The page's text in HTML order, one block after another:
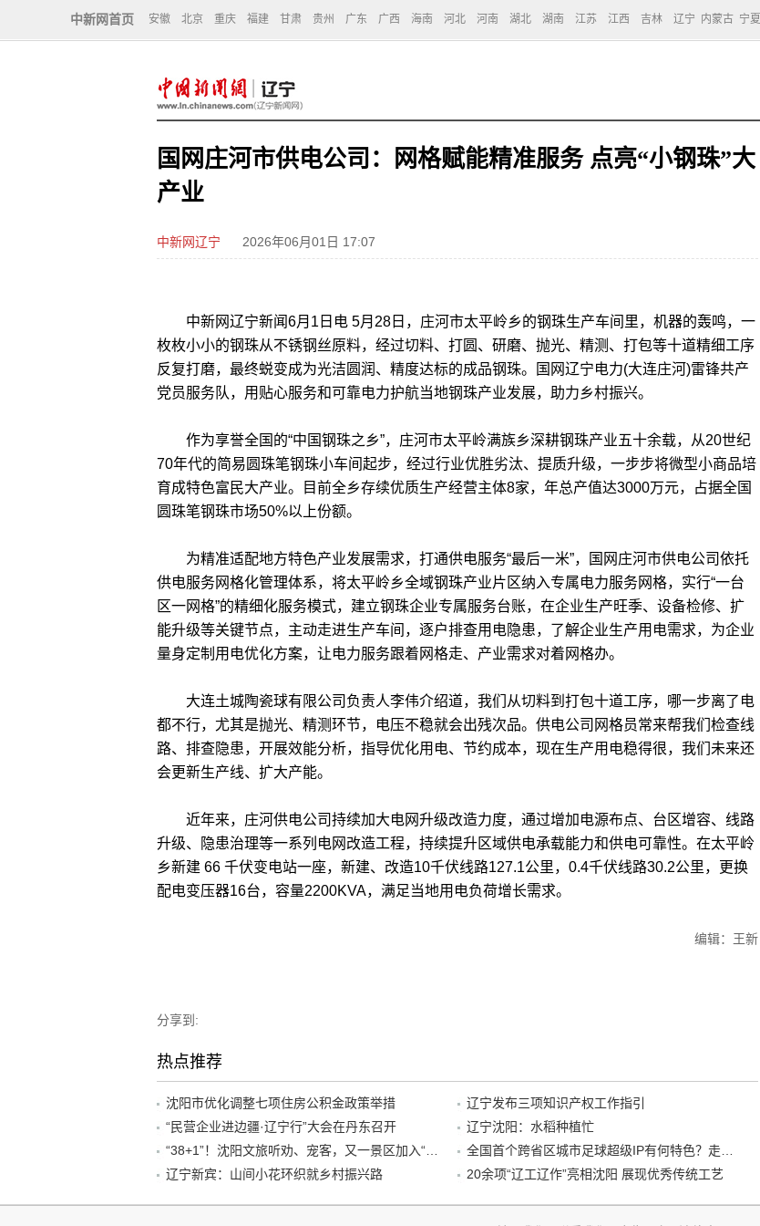
中新网首页 安徽 北京 重庆 福建 甘肃 贵州 广东 广西 海南 河北 河南 湖北 湖南 江苏 江西 吉林 辽宁 内蒙古 宁夏
国网庄河市供电公司：网格赋能精准服务 点亮“小钢珠”大
产业
中新网辽宁 2026年06月01日 17:07
中新网辽宁新闻6月1日电 5月28日，庄河市太平岭乡的钢珠生产车间里，机器的轰鸣，一
枚枚小小的钢珠从不锈钢丝原料，经过切料、打圆、研磨、抛光、精测、打包等十道精细工序
反复打磨，最终蜕变成为光洁圆润、精度达标的成品钢珠。国网辽宁电力(大连庄河)雷锋共产
党员服务队，用贴心服务和可靠电力护航当地钢珠产业发展，助力乡村振兴。
作为享誉全国的“中国钢珠之乡”，庄河市太平岭满族乡深耕钢珠产业五十余载，从20世纪
70年代的简易圆珠笔钢珠小车间起步，经过行业优胜劣汰、提质升级，一步步将微型小商品培
育成特色富民大产业。目前全乡存续优质生产经营主体8家，年总产值达3000万元，占据全国
圆珠笔钢珠市场50%以上份额。
为精准适配地方特色产业发展需求，打通供电服务“最后一米”，国网庄河市供电公司依托
供电服务网格化管理体系，将太平岭乡全域钢珠产业片区纳入专属电力服务网格，实行“一台
区一网格”的精细化服务模式，建立钢珠企业专属服务台账，在企业生产旺季、设备检修、扩
能升级等关键节点，主动走进生产车间，逐户排查用电隐患，了解企业生产用电需求，为企业
量身定制用电优化方案，让电力服务跟着网格走、产业需求对着网格办。
大连土城陶瓷球有限公司负责人李伟介绍道，我们从切料到打包十道工序，哪一步离了电
都不行，尤其是抛光、精测环节，电压不稳就会出残次品。供电公司网格员常来帮我们检查线
路、排查隐患，开展效能分析，指导优化用电、节约成本，现在生产用电稳得很，我们未来还
会更新生产线、扩大产能。
近年来，庄河供电公司持续加大电网升级改造力度，通过增加电源布点、台区增容、线路
升级、隐患治理等一系列电网改造工程，持续提升区域供电承载能力和供电可靠性。在太平岭
乡新建 66 千伏变电站一座，新建、改造10千伏线路127.1公里，0.4千伏线路30.2公里，更换
配电变压器16台，容量2200KVA，满足当地用电负荷增长需求。
编辑：王新
分享到:
热点推荐
沈阳市优化调整七项住房公积金政策举措
辽宁发布三项知识产权工作指引
“民营企业进边疆·辽宁行”大会在丹东召开
辽宁沈阳：水稻种植忙
辽宁新宾：山间小花环织就乡村振兴路
20余项“辽工辽作”亮相沈阳 展现优秀传统工艺